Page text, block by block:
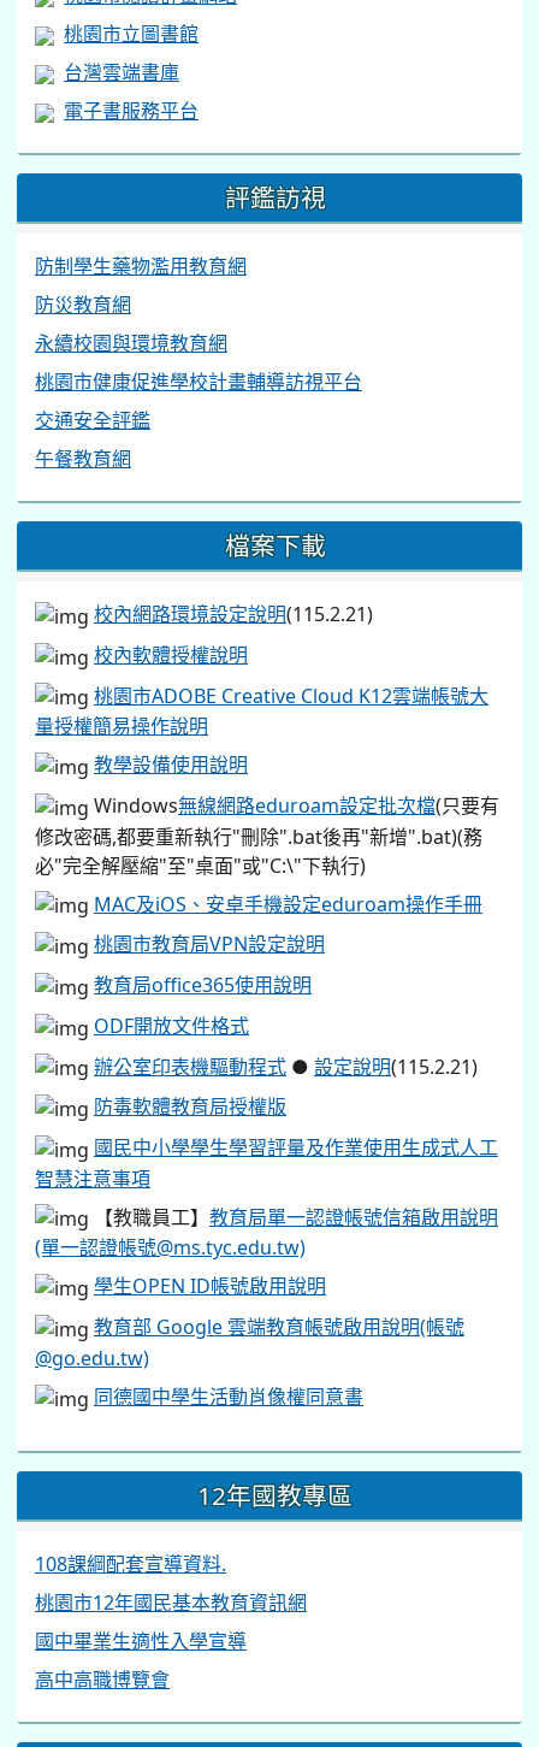
桃園市立圖書館
台灣雲端書庫
電子書服務平台
評鑑訪視
防制學生藥物濫用教育網
防災教育網
永續校園與環境教育網
桃園市健康促進學校計畫輔導訪視平台
交通安全評鑑
午餐教育網
檔案下載
校內網路環境設定說明(115.2.21)
校內軟體授權說明
桃園市ADOBE Creative Cloud K12雲端帳號大
量授權簡易操作說明
教學設備使用說明
Windows無線網路eduroam設定批次檔(只要有
修改密碼,都要重新執行"刪除".bat後再"新增".bat)(務
必"完全解壓縮"至"桌面"或"C:\"下執行)
MAC及iOS、安卓手機設定eduroam操作手冊
桃園市教育局VPN設定說明
教育局office365使用說明
ODF開放文件格式
辦公室印表機驅動程式 ● 設定說明(115.2.21)
防毒軟體教育局授權版
國民中小學學生學習評量及作業使用生成式人工
智慧注意事項
【教職員工】 教育局單一認證帳號信箱啟用說明
(單一認證帳號@ms.tyc.edu.tw)
學生OPEN ID帳號啟用說明
教育部 Google 雲端教育帳號啟用說明(帳號
@go.edu.tw)
同德國中學生活動肖像權同意書
12年國教專區
108課綱配套宣導資料.
桃園市12年國民基本教育資訊網
國中畢業生適性入學宣導
高中高職博覽會